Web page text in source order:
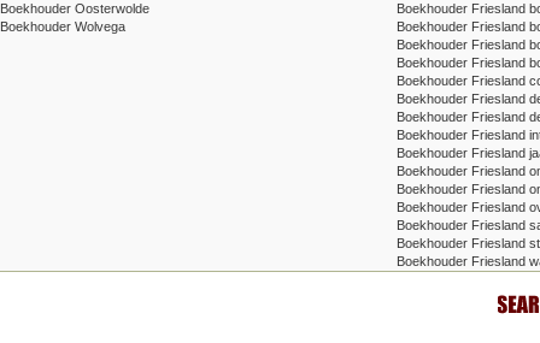
Boekhouder Oosterwolde
Boekhouder Wolvega
Boekhouder Friesland
Boekhouder Friesland
Boekhouder Friesland
Boekhouder Friesland
Boekhouder Friesland
Boekhouder Friesland
Boekhouder Friesland
Boekhouder Friesland
Boekhouder Friesland
Boekhouder Friesland
Boekhouder Friesland
Boekhouder Friesland
Boekhouder Friesland
Boekhouder Friesland
Boekhouder Friesland